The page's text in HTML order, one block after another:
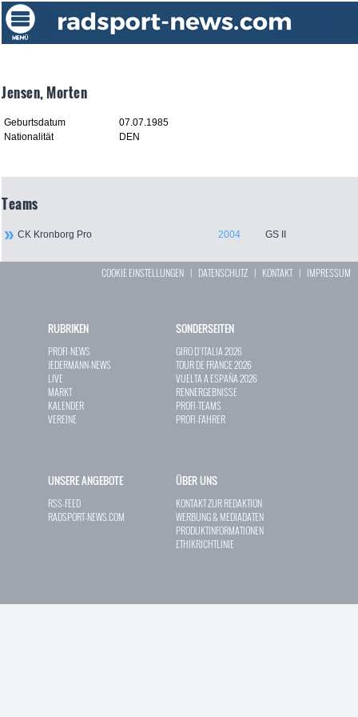
Jensen, Morten
Geburtsdatum
07.07.1985
Nationalität
DEN
Teams
CK Kronborg Pro 2004 GS II
COOKIE EINSTELLUNGEN | DATENSCHUTZ | KONTAKT| IMPRESSUM
RUBRIKEN
PROFI-NEWS
JEDERMANN-NEWS
LIVE
MARKT
KALENDER
VEREINE
SONDERSEITEN
GIRO D`ITALIA 2026
TOUR DE FRANCE 2026
VUELTA A ESPAÑA 2026
RENNERGEBNISSE
PROFI-TEAMS
PROFI-FAHRER
UNSERE ANGEBOTE
RSS-FEED
RADSPORT-NEWS.COM
ÜBER UNS
KONTAKT ZUR REDAKTION
WERBUNG & MEDIADATEN
PRODUKTINFORMATIONEN
ETHIKRICHTLINIE